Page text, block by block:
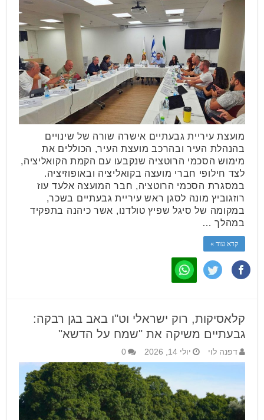
מועצת עיריית גבעתיים אישרה שורה של שינויים
בהנהלת העיר ובהרכב מועצת העיר, הכוללים את
מימוש הסכמי הרוטציה שנקבעו עם הקמת הקואליציה,
לצד חילופי חברי מועצה בקואליציה ובאופוזיציה.
במסגרת הסכמי הרוטציה, חבר המועצה אלעד עוז
רוזגוביץ מונה לסגן ראש עיריית גבעתיים בשכר,
במקומה של סיגל שפיץ טולדנו, אשר כיהנה בתפקיד
במהלך …
קרא עוד »
קלאסיקות, רוק ישראלי וט"ו באב בגן רבקה:
גבעתיים משיקה את "שמח על הדשא"
דפנה לוי יולי 14, 2026 0